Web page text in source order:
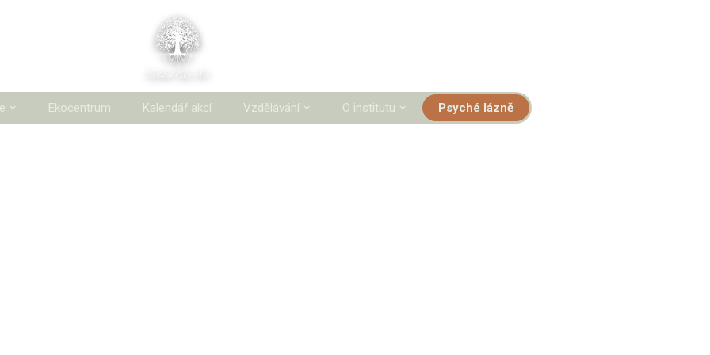
Ekocentrum Kalendář akcí Vzdělávání O institutu Psyché lázně